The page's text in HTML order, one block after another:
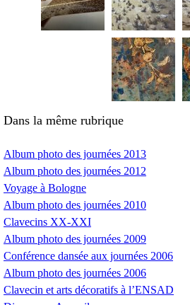
Dans la même rubrique
Album photo des journées 2013
Album photo des journées 2012
Voyage à Bologne
Album photo des journées 2010
Clavecins XX-XXI
Album photo des journées 2009
Conférence dansée aux journées 2006
Album photo des journées 2006
Clavecin et arts décoratifs à l’ENSAD